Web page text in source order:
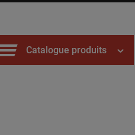
Catalogue produits